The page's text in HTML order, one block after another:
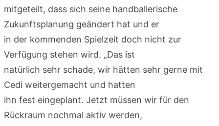
mitgeteilt, dass sich seine handballerische
Zukunftsplanung geändert hat und er
in der kommenden Spielzeit doch nicht zur
Verfügung stehen wird. „Das ist
natürlich sehr schade, wir hätten sehr gerne mit
Cedi weitergemacht und hatten
ihn fest eingeplant. Jetzt müssen wir für den
Rückraum nochmal aktiv werden,